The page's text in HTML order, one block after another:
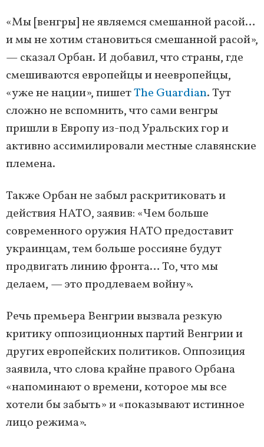
«Мы [венгры] не являемся смешанной расой…
и мы не хотим становиться смешанной расой»,
— сказал Орбан. И добавил, что страны, где
смешиваются европейцы и неевропейцы,
«уже не нации», пишетThe Guardian. Тут
сложно не вспомнить, что сами венгры
пришли в Европу из-под Уральских гор и
активно ассимилировали местные славянские
племена.
Также Орбан не забыл раскритиковать и
действия НАТО, заявив: «Чем больше
современного оружия НАТО предоставит
украинцам, тем больше россияне будут
продвигать линию фронта… То, что мы
делаем, — это продлеваем войну».
Речь премьера Венгрии вызвала резкую
критику оппозиционных партий Венгрии и
других европейских политиков. Оппозиция
заявила, что слова крайне правого Орбана
«напоминают о времени, которое мы все
хотели бы забыть» и «показывают истинное
лицо режима».